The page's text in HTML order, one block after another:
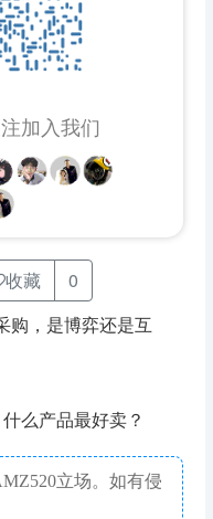
加入我们
收藏 0
购，是博弈还是互
么产品最好卖？
立场。如有侵